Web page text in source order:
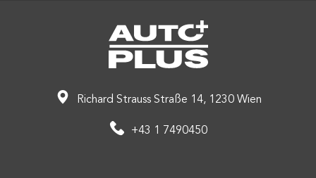
Richard Strauss Straße 14, 1230 Wien
+43 1 7490450